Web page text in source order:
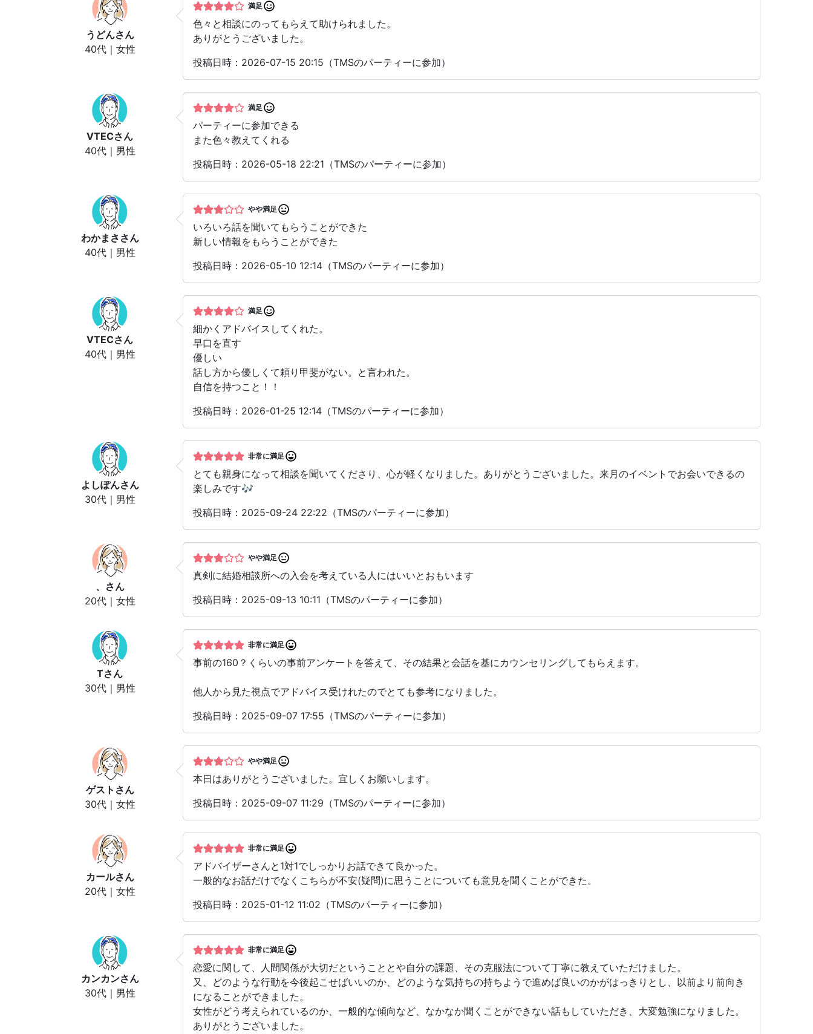
うどんさん
40代｜女性
満足
色々と相談にのってもらえて助けられました。
ありがとうございました。
投稿日時：2026-07-15 20:15（TMSのパーティーに参加）
VTECさん
40代｜男性
満足
パーティーに参加できる
また色々教えてくれる
投稿日時：2026-05-18 22:21（TMSのパーティーに参加）
わかまさ さん
40代｜男性
やや満足
いろいろ話を聞いてもらうことができた
新しい情報をもらうことができた
投稿日時：2026-05-10 12:14（TMSのパーティーに参加）
VTECさん
40代｜男性
満足
細かくアドバイスしてくれた。
早口を直す
優しい
話し方から優しくて頼り甲斐がない。と言われた。
自信を持つこと！！
投稿日時：2026-01-25 12:14（TMSのパーティーに参加）
よしぽんさん
30代｜男性
非常に満足
とても親身になって相談を聞いてくださり、心が軽くなりました。ありがとうございました。来月のイベントでお会いできるの
楽しみです🎶
投稿日時：2025-09-24 22:22（TMSのパーティーに参加）
、
さん
20代｜女性
やや満足
真剣に結婚相談所への入会を考えている人にはいいとおもいます
投稿日時：2025-09-13 10:11（TMSのパーティーに参加）
Tさん
30代｜男性
非常に満足
事前の160？くらいの事前アンケートを答えて、その結果と会話を基にカウンセリングしてもらえます。
他人から見た視点でアドバイス受けれたのでとても参考になりました。
投稿日時：2025-09-07 17:55（TMSのパーティーに参加）
ゲスト さん
30代｜女性
やや満足
本日はありがとうございました。宜しくお願いします。
投稿日時：2025-09-07 11:29（TMSのパーティーに参加）
カールさん
20代｜女性
非常に満足
アドバイザーさんと1対1でしっかりお話できて良かった。
一般的なお話だけでなくこちらが不安(疑問)に思うことについても意見を聞くことができた。
投稿日時：2025-01-12 11:02（TMSのパーティーに参加）
カンカンさん
30代｜男性
非常に満足
恋愛に関して、人間関係が大切だということとや自分の課題、その克服法について丁寧に教えていただけました。
又、どのような行動を今後起こせばいいのか、どのような気持ちの持ちようで進めば良いのかがはっきりとし、以前より前向き
になることができました。
女性がどう考えられているのか、一般的な傾向など、なかなか聞くことができない話もしていただき、大変勉強になりました。
ありがとうございました。